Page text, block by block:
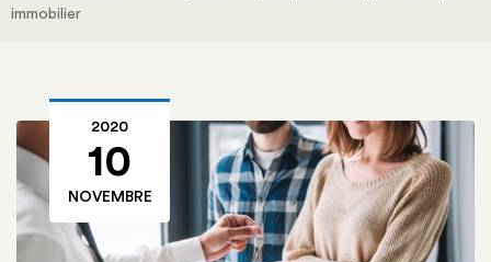
immobilier
2020
10
NOVEMBRE